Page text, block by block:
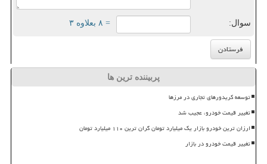
سوال: = ۸ بعلاوه ۳
پربیننده ترین ها
توسعه کریدورهای تجاری در مرزها
تغییر قیمت خودرو، عجیب شد
ارزان ترین خودرو بازار یک میلیارد تومان گران ترین ۱۱۰ میلیارد تومان
تغییر قیمت خودرو در بازار